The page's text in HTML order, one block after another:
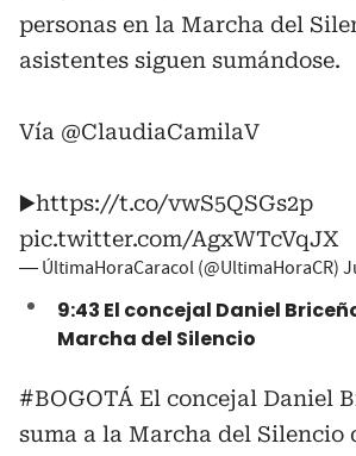
personas en la Marcha del
asistentes siguen sumándose.
Vía @ClaudiaCamilaV
▶️https://t.co/vwS5QSGs2p
pic.twitter.com/AgxWTcVqJX
— ÚltimaHoraCaracol (@UltimaHoraCR)
9:43 El concejal Daniel
Marcha del Silencio
#BOGOTÁ El concejal Daniel
suma a la Marcha del Silencio